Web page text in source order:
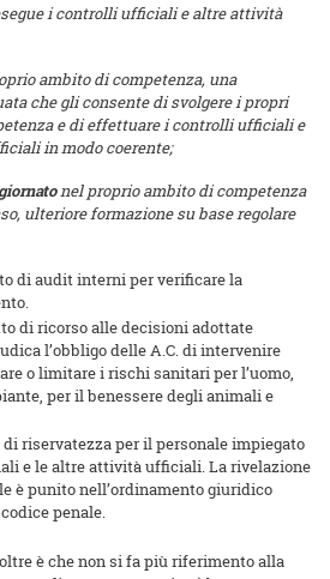
i controlli ufficiali e altre attività
ambito di competenza, una
che gli consente di svolgere i propri
e di effettuare i controlli ufficiali e
in modo coerente;
nel proprio ambito di competenza
ulteriore formazione su base regolare
di audit interni per verificare la
di ricorso alle decisioni adottate
l’obbligo delle A.C. di intervenire
o limitare i rischi sanitari per l’uomo,
per il benessere degli animali e
di riservatezza per il personale impiegato
e le altre attività ufficiali. La rivelazione
è punito nell’ordinamento giuridico
penale.
è che non si fa più riferimento alla